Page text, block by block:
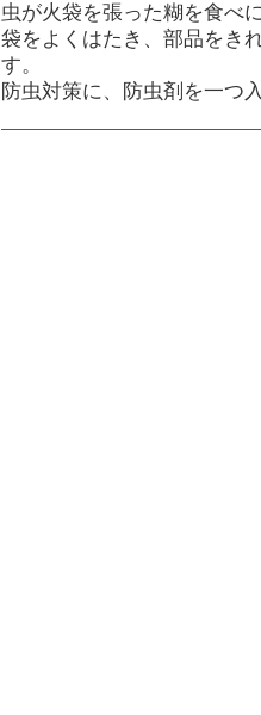
虫が火袋を張った糊を食べ
袋をよくはたき、部品をき
す。
防虫対策に、防虫剤を一つ